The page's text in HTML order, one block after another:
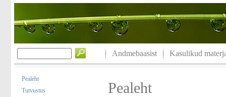
Andmebaasist Kasulikud
Pealeht
Tutvustus
Pealeht